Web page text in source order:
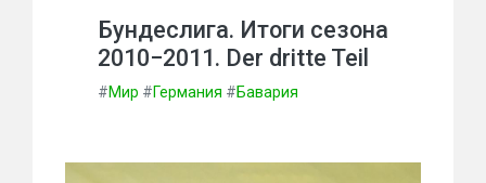
Бундеслига. Итоги сезона
2010−2011. Der dritte Teil
#Мир #Германия #Бавария